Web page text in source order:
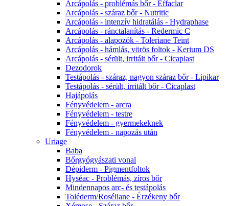
Arcápolás - problémás bőr - Effaclar
Arcápolás - száraz bőr - Nutritic
Arcápolás - intenzív hidratálás - Hydraphase
Arcápolás - ránctalanítás - Redermic C
Arcápolás - alapozók - Toleriane Teint
Arcápolás - hámlás, vörös foltok - Kerium DS
Arcápolás - sérült, irritált bőr - Cicaplast
Dezodorok
Testápolás - száraz, nagyon száraz bőr - Lipikar
Testápolás - sérült, irritált bőr - Cicaplast
Hajápolás
Fényvédelem - arcra
Fényvédelem - testre
Fényvédelem - gyermekeknek
Fényvédelem - napozás után
Uriage
Baba
Bőrgyógyászati vonal
Dépiderm - Pigmentfoltok
Hyséac - Problémás, zíros bőr
Mindennapos arc- és testápolás
Toléderm/Roséliane - Érzékeny bőr